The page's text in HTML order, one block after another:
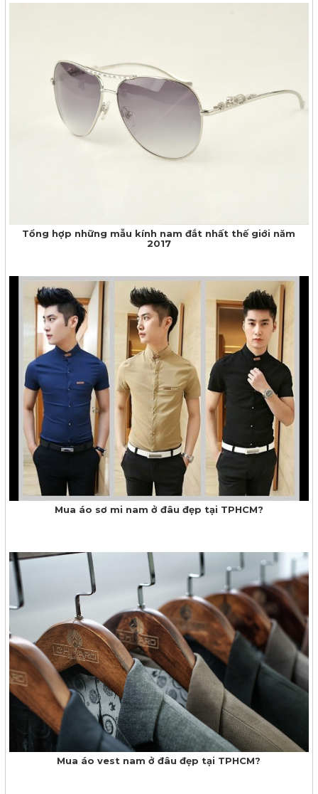
Tổng hợp những mẫu kính nam đắt nhất thế giới năm
2017
​Mua áo sơ mi nam ở đâu đẹp tại TPHCM?
Mua áo vest nam ở đâu đẹp tại TPHCM?